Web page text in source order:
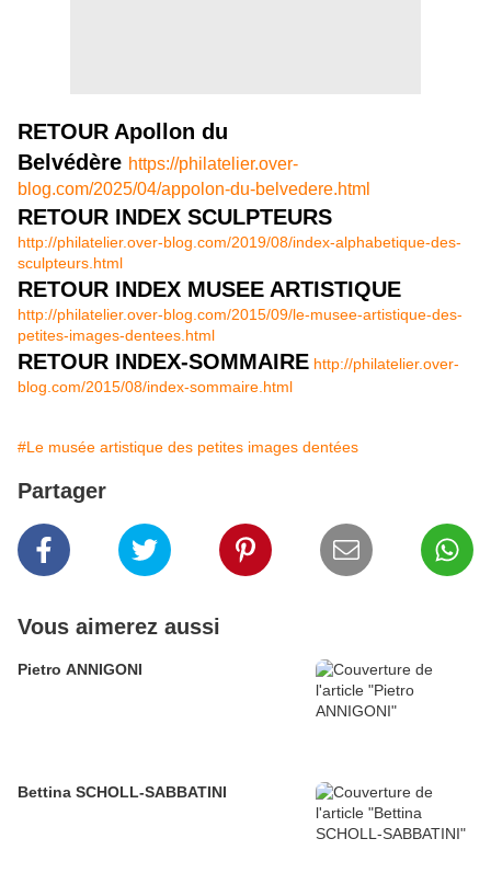
RETOUR Apollon du
Belvédère https://philatelier.over-
blog.com/2025/04/appolon-du-belvedere.html
RETOUR INDEX SCULPTEURS
http://philatelier.over-blog.com/2019/08/index-alphabetique-des-
sculpteurs.html
RETOUR INDEX MUSEE ARTISTIQUE
http://philatelier.over-blog.com/2015/09/le-musee-artistique-des-
petites-images-dentees.html
RETOUR INDEX-SOMMAIRE http://philatelier.over-
blog.com/2015/08/index-sommaire.html
#Le musée artistique des petites images dentées
Partager
Vous aimerez aussi
Pietro ANNIGONI
Bettina SCHOLL-SABBATINI